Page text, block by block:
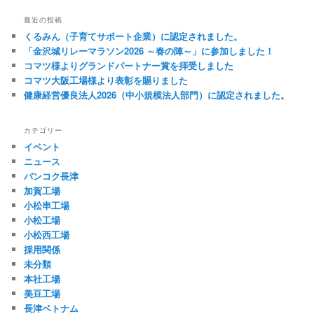
最近の投稿
くるみん（子育てサポート企業）に認定されました。
「金沢城リレーマラソン2026 ～春の陣～」に参加しました！
コマツ様よりグランドパートナー賞を拝受しました
コマツ大阪工場様より表彰を賜りました
健康経営優良法人2026（中小規模法人部門）に認定されました。
カテゴリー
イベント
ニュース
バンコク長津
加賀工場
小松串工場
小松工場
小松西工場
採用関係
未分類
本社工場
美豆工場
長津ベトナム